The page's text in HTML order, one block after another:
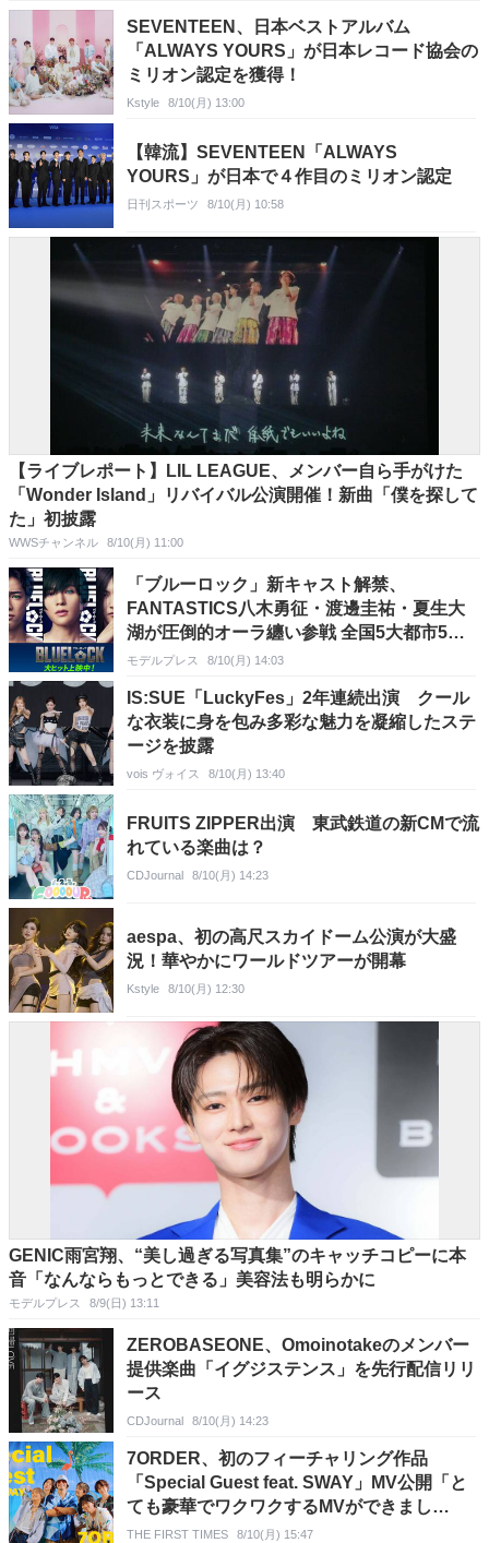
SEVENTEEN、日本ベストアルバム
「ALWAYS YOURS」が日本レコード協会の
ミリオン認定を獲得！
Kstyle 8/10(月) 13:00
【韓流】SEVENTEEN「ALWAYS
YOURS」が日本で４作目のミリオン認定
日刊スポーツ 8/10(月) 10:58
【ライブレポート】LIL LEAGUE、メンバー自ら手がけた
「Wonder Island」リバイバル公演開催！新曲「僕を探して
た」初披露
WWSチャンネル 8/10(月) 11:00
「ブルーロック」新キャスト解禁、
FANTASTICS八木勇征・渡邊圭祐・夏生大
湖が圧倒的オーラ纏い参戦 全国5大都市5劇
場での応援上映開催
モデルプレス 8/10(月) 14:03
IS:SUE「LuckyFes」2年連続出演 クール
な衣装に身を包み多彩な魅力を凝縮したステ
ージを披露
vois ヴォイス 8/10(月) 13:40
FRUITS ZIPPER出演 東武鉄道の新CMで流
れている楽曲は？
CDJournal 8/10(月) 14:23
aespa、初の高尺スカイドーム公演が大盛
況！華やかにワールドツアーが開幕
Kstyle 8/10(月) 12:30
GENIC雨宮翔、“美し過ぎる写真集”のキャッチコピーに本
音「なんならもっとできる」美容法も明らかに
モデルプレス 8/9(日) 13:11
ZEROBASEONE、Omoinotakeのメンバー
提供楽曲「イグジステンス」を先行配信リリ
ース
CDJournal 8/10(月) 14:23
7ORDER、初のフィーチャリング作品
「Special Guest feat. SWAY」MV公開「と
ても豪華でワクワクするMVができまし
た！」（諸星翔希）
THE FIRST TIMES 8/10(月) 15:47